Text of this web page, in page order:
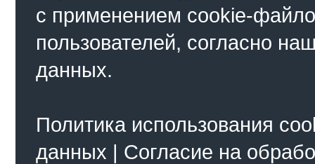
с применением cookie-
пользователей, согласно
данных.
Политика использования
данных | Согласие на